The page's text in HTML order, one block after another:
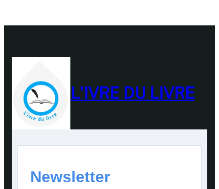
L'IVRE DU LIVRE
Newsletter